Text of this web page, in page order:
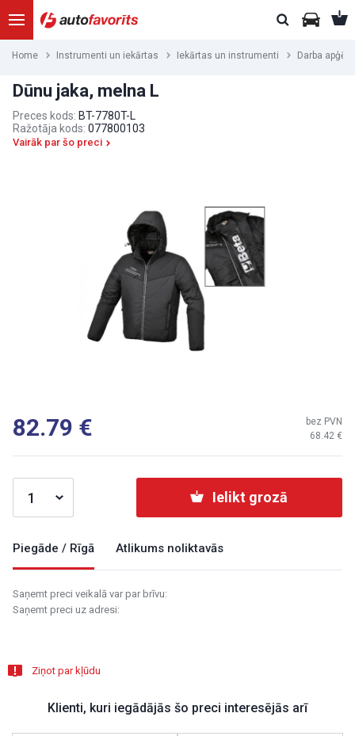
Home Instrumenti un iekārtas Iekārtas un instrumenti Darba apģērbi
Dūnu jaka, melna L
Preces kods: BT-7780T-L
Ražotāja kods: 077800103
Vairāk par šo preci
82.79 68.42
bez PVN
Ielikt grozā
Piegāde / Rīgā Atlikums noliktavās
Saņemt preci veikalā var par brīvu:
Saņemt preci uz adresi:
Ziņot par kļūdu
Klienti, kuri iegādājās šo preci interesējās arī